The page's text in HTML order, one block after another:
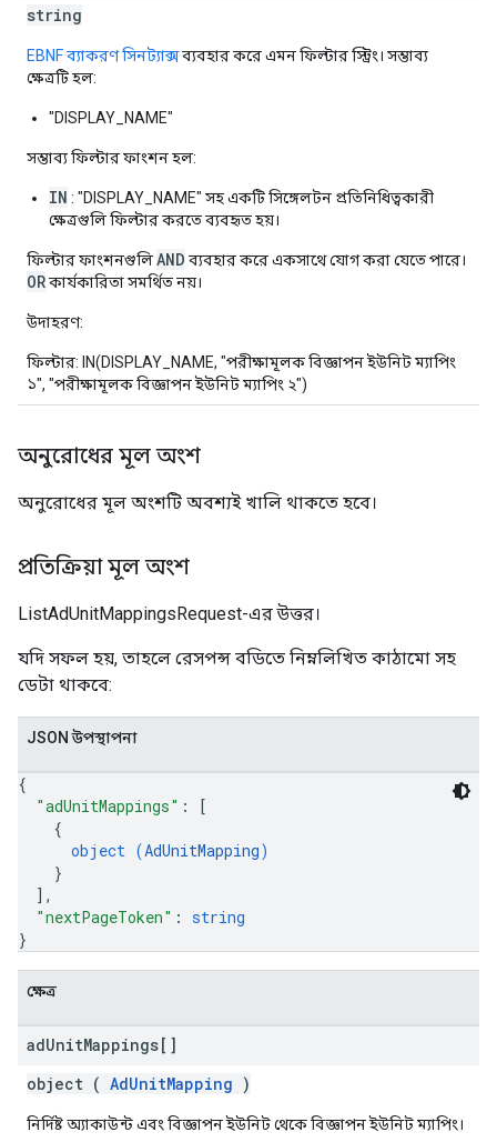
string
EBNF ব্যাকরণ সিনট্যাক্সব্যবহার করে এমন ফিল্টার স্ট্রিং। সম্ভাব্য
ক্ষেত্রটি হল:
"DISPLAY_NAME"
সম্ভাব্য ফিল্টার ফাংশন হল:
IN : "DISPLAY_NAME" সহ একটি সিঙ্গেলটন প্রতিনিধিত্বকারী
ক্ষেত্রগুলি ফিল্টার করতে ব্যবহৃত হয়।
ফিল্টার ফাংশনগুলিAND ব্যবহার করে একসাথে যোগ করা যেতে পারে।
ORকার্যকারিতা সমর্থিত নয়।
উদাহরণ:
ফিল্টার: IN(DISPLAY_NAME, "পরীক্ষামূলক বিজ্ঞাপন ইউনিট ম্যাপিং
১", "পরীক্ষামূলক বিজ্ঞাপন ইউনিট ম্যাপিং ২")
অনুরোধের মূল অংশ
অনুরোধের মূল অংশটি অবশ্যই খালি থাকতে হবে।
প্রতিক্রিয়া মূল অংশ
ListAdUnitMappingsRequest-এর উত্তর।
যদি সফল হয়, তাহলে রেসপন্স বডিতে নিম্নলিখিত কাঠামো সহ
ডেটা থাকবে:
JSON উপস্থাপনা
{
"adUnitMappings" :
[
{
object (AdUnitMapping)
}
] ,
"nextPageToken" : string
}
ক্ষেত্র
adUnitMappings[]
object ( AdUnitMapping )
নির্দিষ্ট অ্যাকাউন্ট এবং বিজ্ঞাপন ইউনিট থেকে বিজ্ঞাপন ইউনিট ম্যাপিং।